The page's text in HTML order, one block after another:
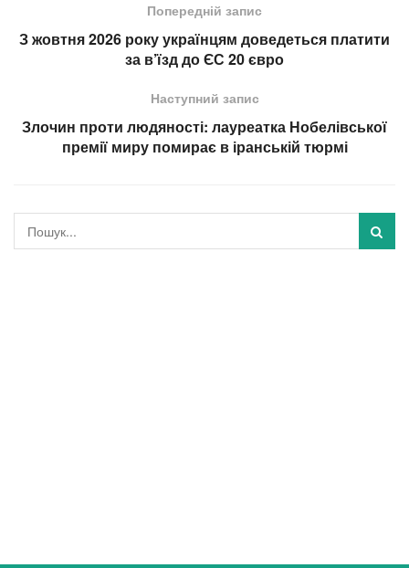
Попередній запис
З жовтня 2026 року українцям доведеться платити
за в’їзд до ЄС 20 євро
Наступний запис
Злочин проти людяності: лауреатка Нобелівської
премії миру помирає в іранській тюрмі